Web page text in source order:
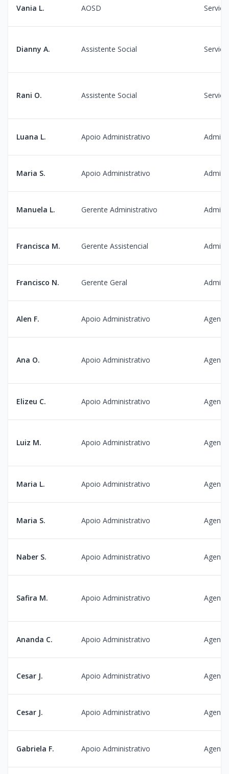
Vania L. AOSD
Dianny A. Assistente Social
Rani O. Assistente Social
Luana L. Apoio Administrativo
Maria S. Apoio Administrativo
Manuela L. Gerente Administrativo
Francisca M. Gerente Assistencial
Francisco N. Gerente Geral
Alen F. Apoio Administrativo
Ana O. Apoio Administrativo
Elizeu C. Apoio Administrativo
Luiz M. Apoio Administrativo
Maria L. Apoio Administrativo
Maria S. Apoio Administrativo
Naber S. Apoio Administrativo
Safira M. Apoio Administrativo
Ananda C. Apoio Administrativo
Cesar J. Apoio Administrativo
Cesar J. Apoio Administrativo
Gabriela F. Apoio Administrativo